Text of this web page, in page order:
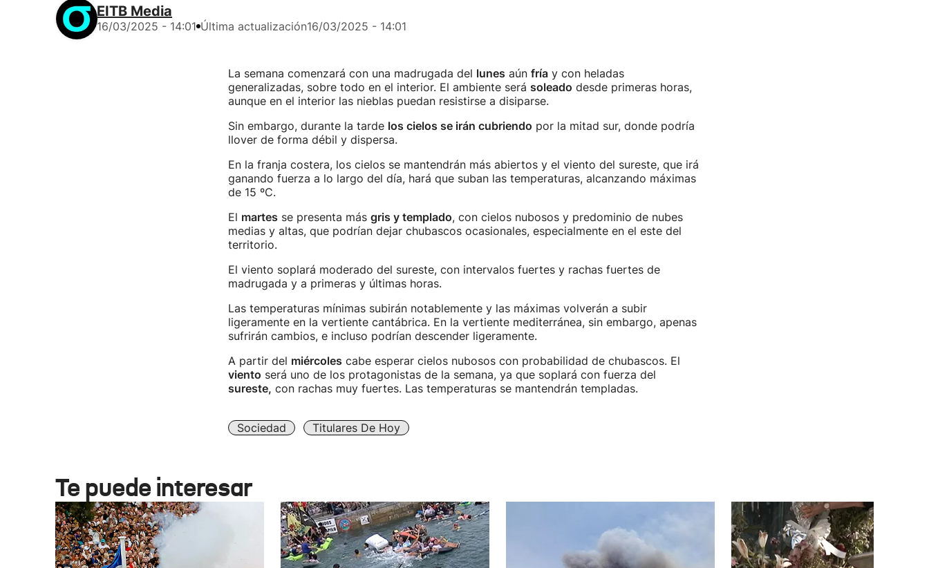
EITB Media
16/03/2025 - 14:01 Última actualización16/03/2025 - 14:01
La semana comenzará con una madrugada del lunes aún fríay con heladas
generalizadas, sobre todo en el interior. El ambiente será soleado desde primeras horas,
aunque en el interior las nieblas puedan resistirse a disiparse.
Sin embargo, durante la tarde los cielos se irán cubriendo por la mitad sur, donde podría
llover de forma débil y dispersa.
En la franja costera, los cielos se mantendrán más abiertos y el viento del sureste, que irá
ganando fuerza a lo largo del día, hará que suban las temperaturas, alcanzando máximas
de 15 ºC.
El martes se presenta más gris y templado, con cielos nubosos y predominio de nubes
medias y altas, que podrían dejar chubascos ocasionales, especialmente en el este del
territorio.
El viento soplará moderado del sureste, con intervalos fuertes y rachas fuertes de
madrugada y a primeras y últimas horas.
Las temperaturas mínimas subirán notablemente y las máximas volverán a subir
ligeramente en la vertiente cantábrica. En la vertiente mediterránea, sin embargo, apenas
sufrirán cambios, e incluso podrían descender ligeramente.
A partir del miércoles cabe esperar cielos nubosos con probabilidad de chubascos. El
viento será uno de los protagonistas de la semana, ya que soplará con fuerza del
sureste, con rachas muy fuertes. Las temperaturas se mantendrán templadas.
Sociedad Titulares De Hoy
Te puede interesar